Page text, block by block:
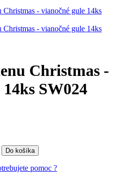
Christmas -
SW024
Do košíka
pomoc ?